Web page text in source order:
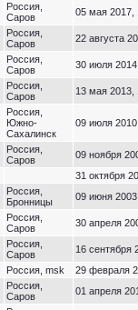
Россия,
Саров
05 мая 2017,
Россия,
Саров
22 августа
Россия,
Саров
30 июля
Россия,
Саров
13 мая 2013,
Россия,
Южно-
Сахалинск
09 июля
Россия,
Саров
09 ноября
31 октября
Россия,
Бронницы
09 июня
Россия,
Саров
30 апреля
Россия,
Саров
16 сентября
Россия, msk
29 февраля
Россия,
Саров
01 апреля